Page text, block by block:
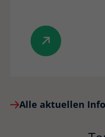
Alle aktuellen